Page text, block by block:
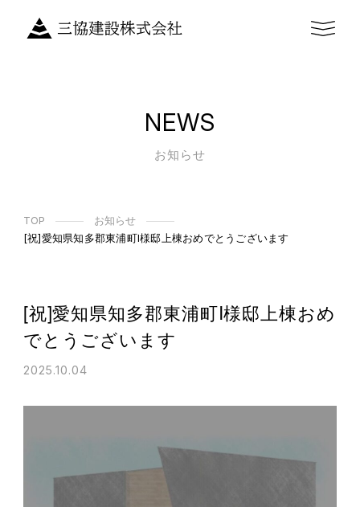
NEWS
お知らせ
TOP
お知らせ
[祝]愛知県知多郡東浦町I様邸上棟おめでとうございます
[祝]愛知県知多郡東浦町I様邸上棟おめ
でとうございます
2025.10.04